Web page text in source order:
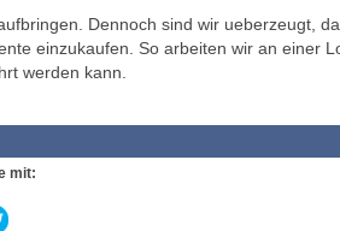
Dennoch sind wir ueberzeugt,
einzukaufen. So arbeiten wir an einer
werden kann.
mit: